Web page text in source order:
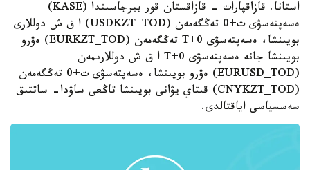
استانا. قازاقپارات - قازاقستان قور بيرجاسىندا (KASE)
ەسەپتەسۋى ت+0 تەڭگەمەن (USDKZT_TOD) ا ق ش دوللارى
بويىنشا، ەسەپتەسۋى T+0 تەڭگەمەن (EURKZT_TOD) ەۋرو
بويىنشا جانە ەسەپتەسۋى T+0 ا ق ش دوللارىمەن
(EURUSD_TOD) ەۋرو بويىنشا، ەسەپتەسۋى ت+0 تەڭگەمەن
(CNYKZT_TOD) قىتاي يۋانى بويىنشا تاڭعى ساۋدا- ساتتىق
سەسسياسى اياقتالدى.